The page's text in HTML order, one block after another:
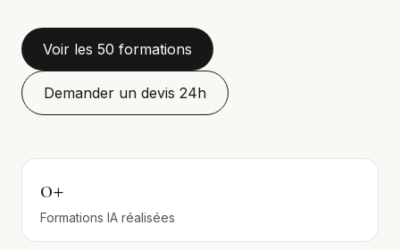
Voir les 50 formations
Demander un devis 24h
0+
Formations IA réalisées